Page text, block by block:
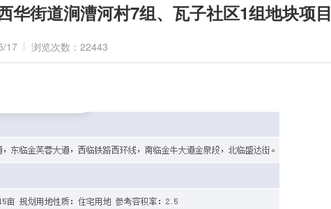
华街道涧漕河村7组、瓦子社区1组地块项目
17 浏览次数：22443